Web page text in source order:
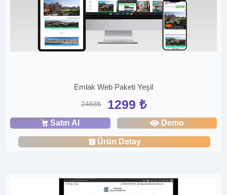
Emlak Web Paketi Yeşil
2468₺ 1299 ₺
Satın Al Demo
Ürün Detay